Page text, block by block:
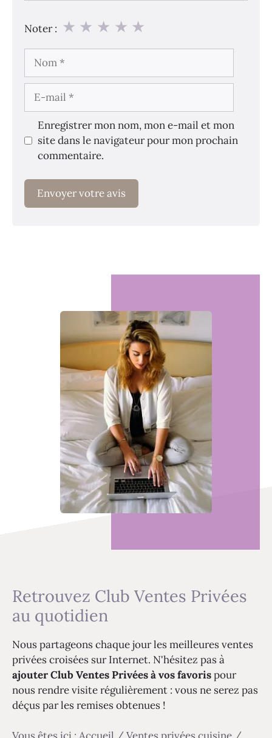
Noter : ★
★
★
★
★
Nom
E-
mail
Enregistrer mon nom, mon e-mail et mon
site dans le navigateur pour mon prochain
commentaire.
Retrouvez Club Ventes Privées
au quotidien
Nous partageons chaque jour les meilleures ventes
privées croisées sur Internet. N'hésitez pas à
ajouter Club Ventes Privées à vos favorispour
nous rendre visite régulièrement : vous ne serez pas
déçus par les remises obtenues !